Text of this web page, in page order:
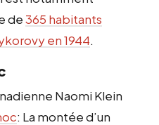
de365 habitants
en 1944.
Naomi Klein
: La montée d’un